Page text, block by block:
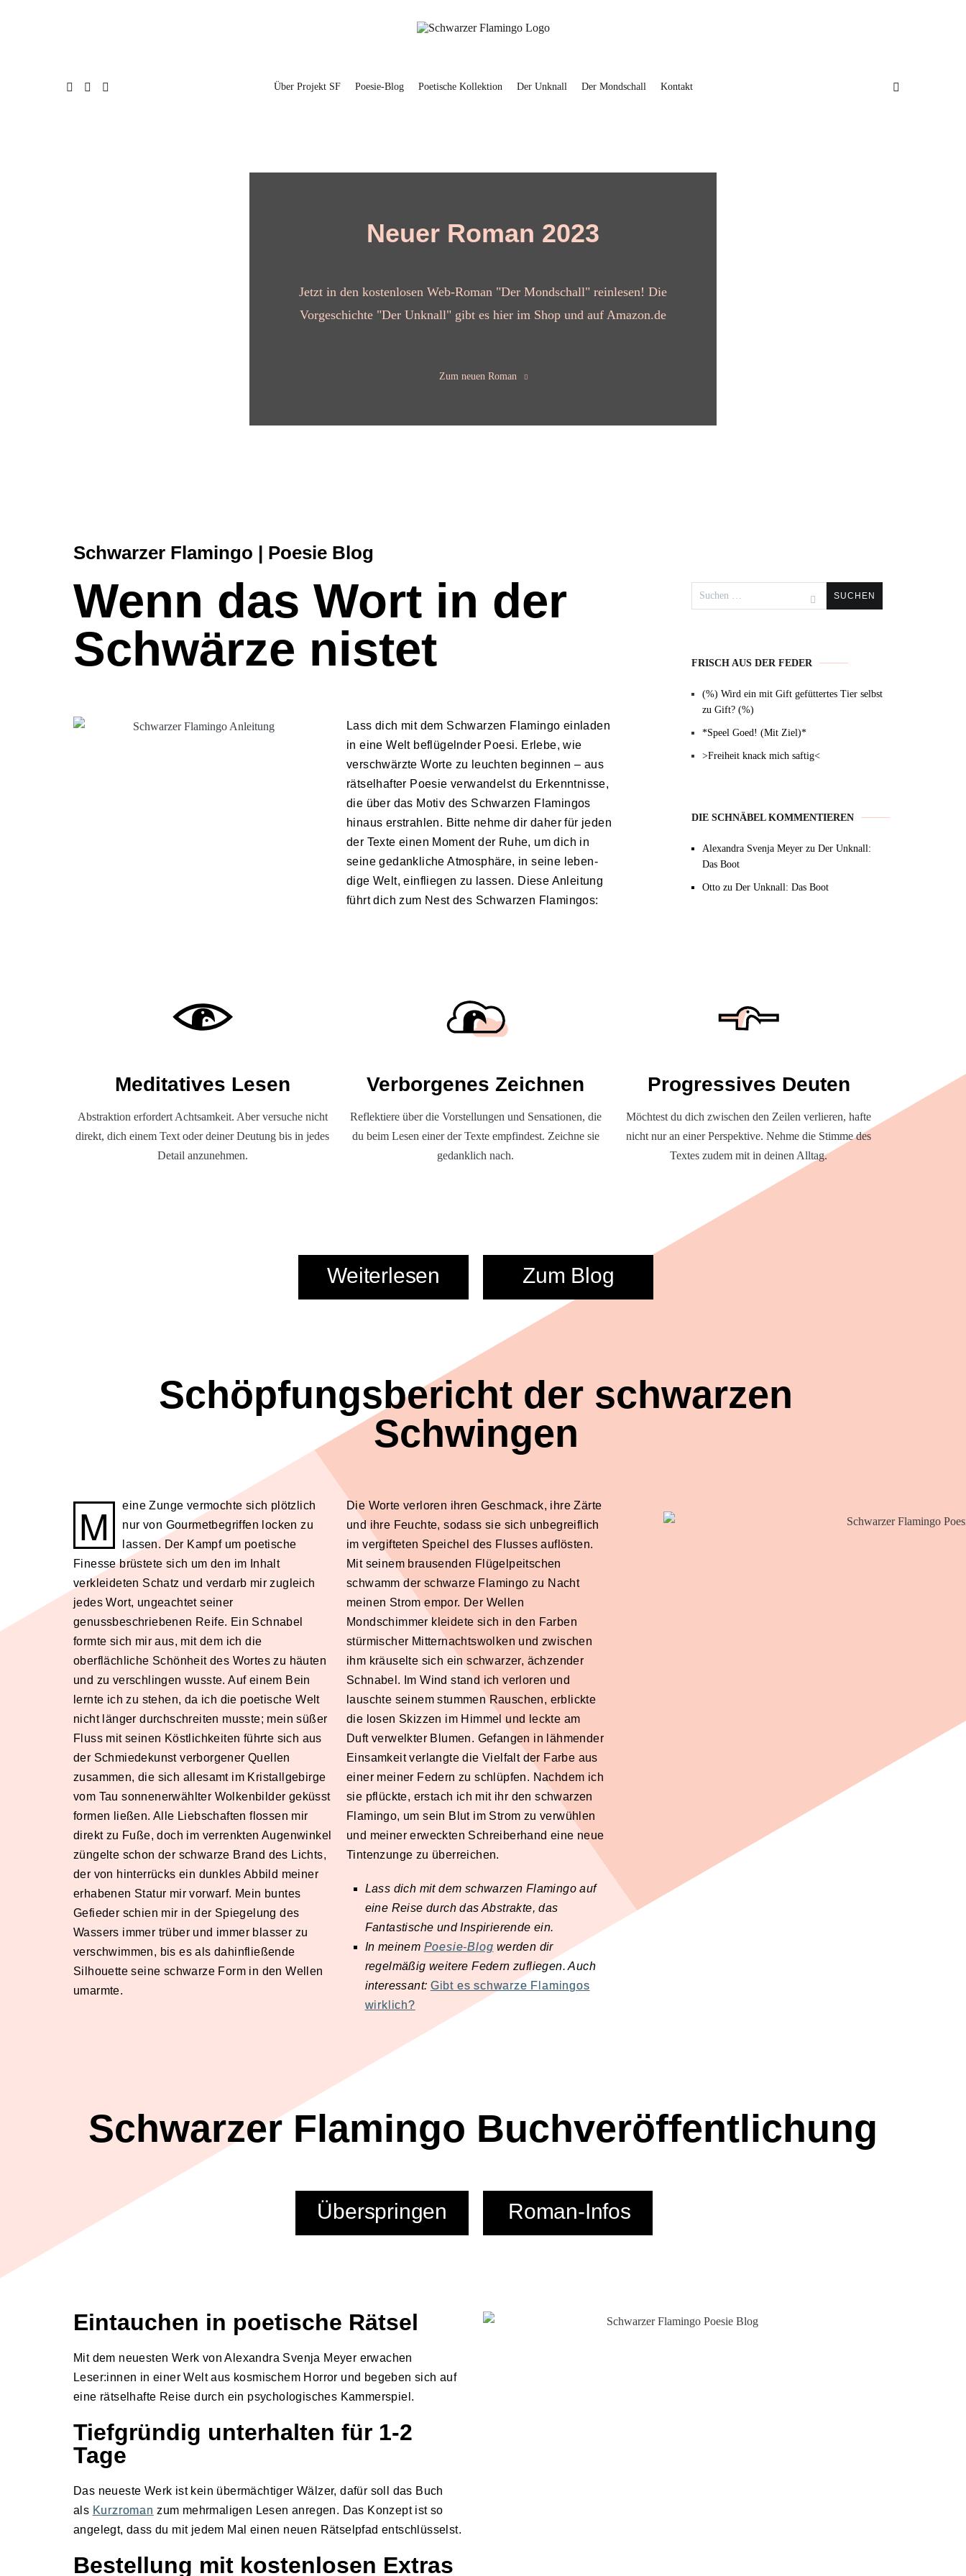
Über Projekt SF Poesie-Blog Poetische Kollektion Der Unknall Der Mondschall Kontakt
Neuer Roman 2023
Jetzt in den kostenlosen Web-Roman "Der Mondschall" reinlesen! Die
Vorgeschichte "Der Unknall" gibt es hier im Shop und auf Amazon.de
Zum neuen Roman
Schwarzer Flamingo | Poesie Blog
Wenn das Wort in der
Schwärze nistet
Lass dich mit dem Schwarzen Flamingo einladen
in eine Welt beflügelnder Poesi. Erlebe, wie
verschwärzte Worte zu leuchten beginnen – aus
rätselhafter Poesie verwandelst du Erkenntnisse,
die über das Motiv des Schwarzen Flamingos
hinaus erstrah­len. Bitte nehme dir daher für jeden
der Texte einen Moment der Ruhe, um dich in
seine gedankliche Atmo­sphäre, in seine leben­
dige Welt, einfliegen zu lassen. Diese Anleitung
führt dich zum Nest des Schwarzen Flamingos:
FRISCH AUS DER FEDER
(%) Wird ein mit Gift gefüttertes Tier selbst
zu Gift? (%)
*Speel Goed! (Mit Ziel)*
>Freiheit knack mich saftig<
DIE SCHNÄBEL KOMMENTIEREN
Alexandra Svenja Meyerzu Der Unknall:
Das Boot
Ottozu Der Unknall: Das Boot
Meditatives Lesen
Abstraktion erfordert Achtsamkeit. Aber versuche nicht
direkt, dich einem Text oder deiner Deutung bis in jedes
Detail anzunehmen.
Verborgenes Zeichnen
Reflektiere über die Vorstellungen und Sensationen, die
du beim Lesen einer der Texte empfindest. Zeichne sie
gedanklich nach.
Progressives Deuten
Möchtest du dich zwischen den Zeilen verlieren, hafte
nicht nur an einer Perspektive. Nehme die Stimme des
Textes zudem mit in deinen Alltag.
Weiterlesen Zum Blog
Schöpfungsbericht der schwarzen
Schwingen
Meine Zunge vermochte sich plötzlich
nur von Gourmetbegriffen locken zu
lassen. Der Kampf um poetische
Finesse brüstete sich um den im Inhalt
verkleideten Schatz und verdarb mir zugleich
jedes Wort, ungeachtet seiner
genussbeschriebenen Reife. Ein Schnabel
formte sich mir aus, mit dem ich die
oberflächliche Schönheit des Wortes zu häuten
und zu verschlingen wusste. Auf einem Bein
lernte ich zu stehen, da ich die poetische Welt
nicht länger durchschreiten musste; mein süßer
Fluss mit seinen Köstlichkeiten führte sich aus
der Schmiedekunst verborgener Quellen
zusammen, die sich allesamt im Kristallgebirge
vom Tau sonnenerwählter Wolkenbilder geküsst
formen ließen. Alle Liebschaften flossen mir
direkt zu Fuße, doch im verrenkten Augenwinkel
züngelte schon der schwarze Brand des Lichts,
der von hinterrücks ein dunkles Abbild meiner
erhabenen Statur mir vorwarf. Mein buntes
Gefieder schien mir in der Spiegelung des
Wassers immer trüber und immer blasser zu
verschwimmen, bis es als dahinfließende
Silhouette seine schwarze Form in den Wellen
umarmte.
Die Worte verloren ihren Geschmack, ihre Zärte
und ihre Feuchte, sodass sie sich unbegreiflich
im vergifteten Speichel des Flusses auflösten.
Mit seinem brausenden Flügelpeitschen
schwamm der schwarze Flamingo zu Nacht
meinen Strom empor. Der Wellen
Mondschimmer kleidete sich in den Farben
stürmischer Mitternachtswolken und zwischen
ihm kräuselte sich ein schwarzer, ächzender
Schnabel. Im Wind stand ich verloren und
lauschte seinem stummen Rauschen, erblickte
die losen Skizzen im Himmel und leckte am
Duft verwelkter Blumen. Gefangen in lähmender
Einsamkeit verlangte die Vielfalt der Farbe aus
einer meiner Federn zu schlüpfen. Nachdem ich
sie pflückte, erstach ich mit ihr den schwarzen
Flamingo, um sein Blut im Strom zu verwühlen
und meiner erweckten Schreiberhand eine neue
Tintenzunge zu überreichen.
Lass dich mit dem schwarzen Flamingo auf
eine Reise durch das Abstrakte, das
Fantastische und Inspirierende ein.
In meinem Poesie-Blog werden dir
regelmäßig weitere Federn zufliegen. Auch
interessant: Gibt es schwarze Flamingos
wirklich?
Schwarzer Flamingo Buchveröffentlichung
Überspringen Roman-Infos
Eintauchen in poetische Rätsel
Mit dem neuesten Werk von Alexandra Svenja Meyer erwachen
Leser:innen in einer Welt aus kosmischem Horror und begeben sich auf
eine rätselhafte Reise durch ein psychologisches Kammerspiel.
Tiefgründig unterhalten für 1-2
Tage
Das neueste Werk ist kein übermächtiger Wälzer, dafür soll das Buch
als Kurzroman zum mehrmaligen Lesen anregen. Das Konzept ist so
angelegt, dass du mit jedem Mal einen neuen Rätselpfad entschlüsselst.
Bestellung mit kostenlosen Extras